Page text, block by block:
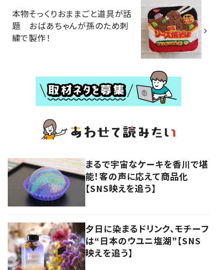
本物そっくりおままごと道具が話
題 おばあちゃんが孫のため刺
繍で製作！
まるで宇宙なケーキを香川で堪
能！客の声に応えて商品化
【SNS映えを追う】
夕日に染まるドリンク、モチーフ
は“日本のウユニ塩湖”【SNS
映えを追う】